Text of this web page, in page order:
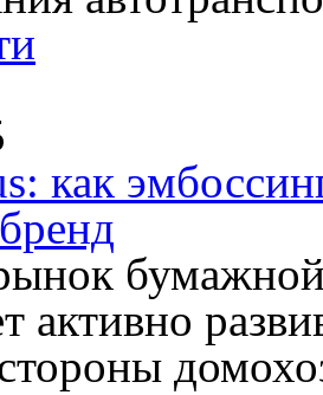
как
бумажной
активно